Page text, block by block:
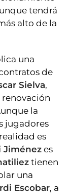
tendrá
alto de la
una
de
Sielva,
la
jugadores
es
Jiménez es
tienen
una
Escobar, a